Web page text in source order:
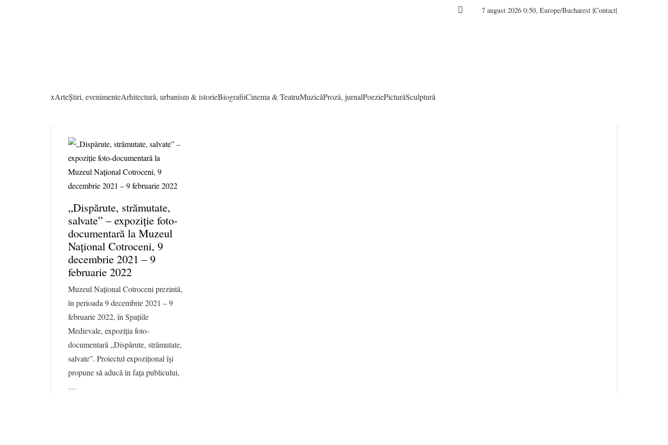
7 august 2026 0:50, Europe/Bucharest |Contact|
xArteȘtiri, evenimenteArhitectură, urbanism & istorieBiografiiCinema & TeatruMuzicăProză, jurnalPoeziePicturăSculptură
„Dispărute, strămutate,
salvate” – expoziție foto-
documentară la Muzeul
Național Cotroceni, 9
decembrie 2021 – 9
februarie 2022
Muzeul Național Cotroceni prezintă,
în perioada 9 decembrie 2021 – 9
februarie 2022, în Spațiile
Medievale, expoziția foto-
documentară „Dispărute, strămutate,
salvate”. Proiectul expozițional își
propune să aducă în fața publicului,
…